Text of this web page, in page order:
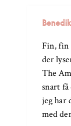
Fin, fin
der
The
snart
jeg har
med